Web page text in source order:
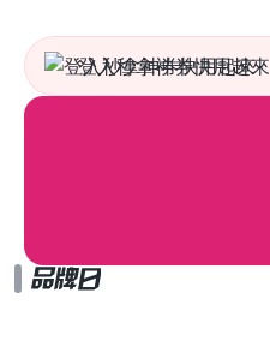
登入秒拿神券快用起來